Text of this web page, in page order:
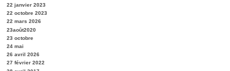
22 janvier 2023
22 octobre 2023
22 mars 2026
23août2020
23 octobre
24 mai
26 avril 2026
27 février 2022